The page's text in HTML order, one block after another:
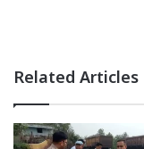
Related Articles